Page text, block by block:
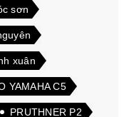
sơn
xuân
YAMAHA C5
PRUTHNER P2